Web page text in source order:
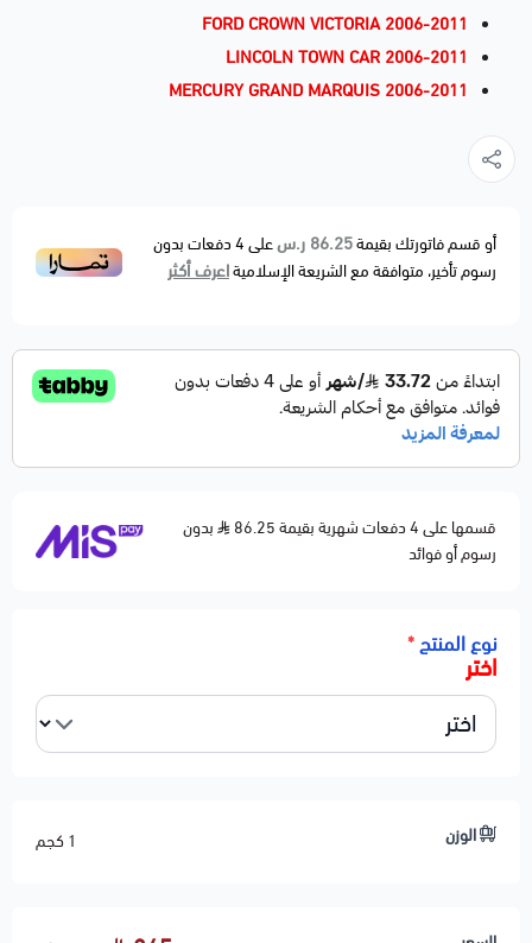
FORD CROWN VICTORIA 2006-2011
LINCOLN TOWN CAR 2006-2011
MERCURY GRAND MARQUIS 2006-2011
أو قسم فاتورتك بقيمة86.25 ر.س على4دفعات بدون
رسوم تأخير، متوافقة مع الشريعة الإسلاميةاعرف أكثر
قسمها على 4 دفعات شهرية بقيمة 86.25
بدون
رسوم أو فوائد
نوع المنتج*
اختر
الوزن 1 كجم